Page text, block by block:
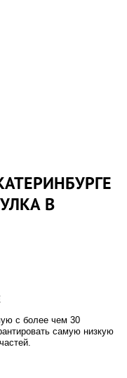
В
с более чем 30
самую низкую